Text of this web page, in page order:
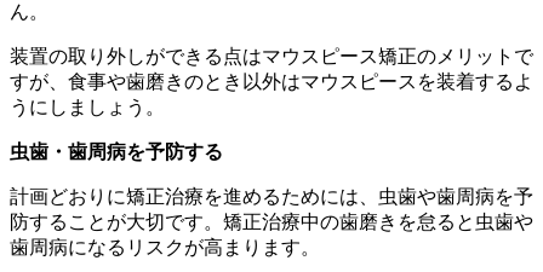
ん。
装置の取り外しができる点はマウスピース矯正のメリットで
すが、食事や歯磨きのとき以外はマウスピースを装着するよ
うにしましょう。
虫歯・歯周病を予防する
計画どおりに矯正治療を進めるためには、虫歯や歯周病を予
防することが大切です。矯正治療中の歯磨きを怠ると虫歯や
歯周病になるリスクが高まります。